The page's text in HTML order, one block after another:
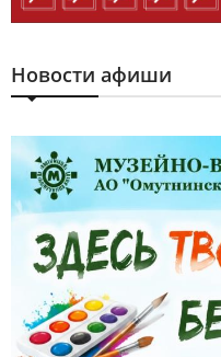
Новости афиши